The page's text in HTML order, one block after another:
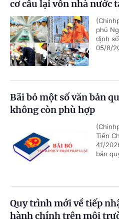
cơ cấu lại vốn nhà nước
phủ
định
05/8/
Bãi bỏ một số văn bản
không còn phù hợp
Tiến
41/
bản
Quy trình mới về tiếp
hành chính trên môi